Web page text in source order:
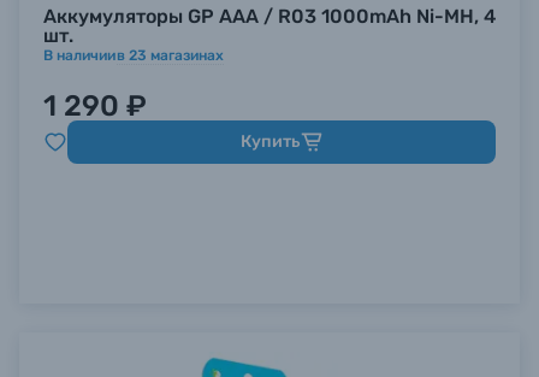
Аккумуляторы GP AAA / R03 1000mAh Ni-MH, 4
шт.
В наличиив 23 магазинах
1 290 ₽
Купить